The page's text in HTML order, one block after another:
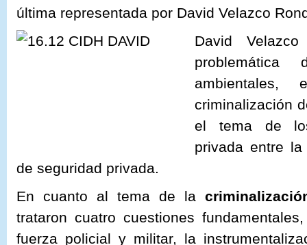
última representada por David Velazco
David
criminalización
el tema de
privada entre
de seguridad privada.
En cuanto al tema de la
trataron cuatro cuestiones
fuerza policial y militar, la